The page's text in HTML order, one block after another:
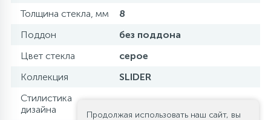
Толщина стекла, мм
8
Поддон
без поддона
Цвет стекла
серое
Коллекция
SLIDER
Стилистика
дизайна
Продолжая использовать наш сайт, вы